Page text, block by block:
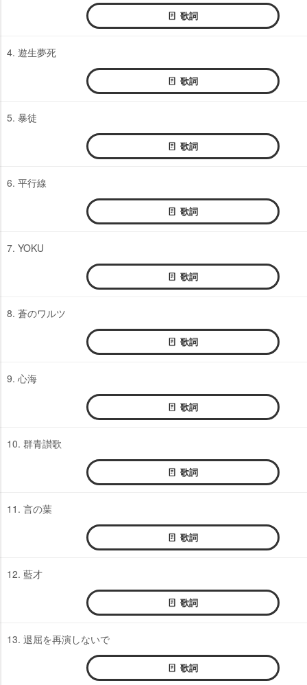
歌詞
4. 遊生夢死
歌詞
5. 暴徒
歌詞
6. 平行線
歌詞
7. YOKU
歌詞
8. 蒼のワルツ
歌詞
9. 心海
歌詞
10. 群青讃歌
歌詞
11. 言の葉
歌詞
12. 藍才
歌詞
13. 退屈を再演しないで
歌詞